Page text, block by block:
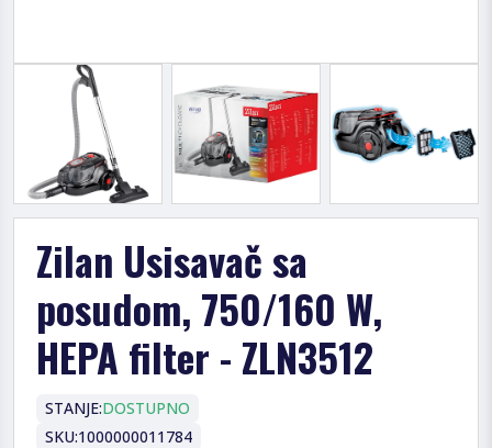
Zilan Usisavač sa
posudom, 750/160 W,
HEPA filter - ZLN3512
STANJE:DOSTUPNO
SKU:1000000011784